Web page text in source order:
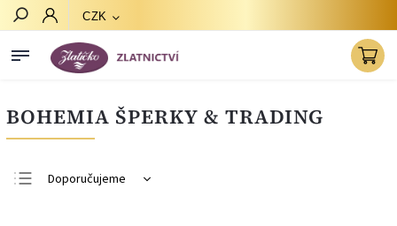
CZK
BOHEMIA ŠPERKY & TRADING
Doporučujeme